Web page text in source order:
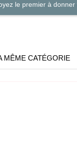
le premier à donner
MÊME CATÉGORIE